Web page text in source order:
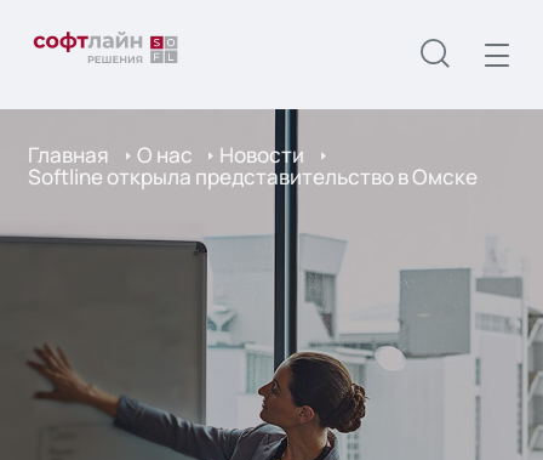
Главная О нас Новости
Softline открыла представительство в Омске